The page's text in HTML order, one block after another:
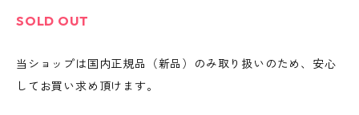
SOLD OUT
当ショップは国内正規品（新品）のみ取り扱いのため、安心
してお買い求め頂けます。